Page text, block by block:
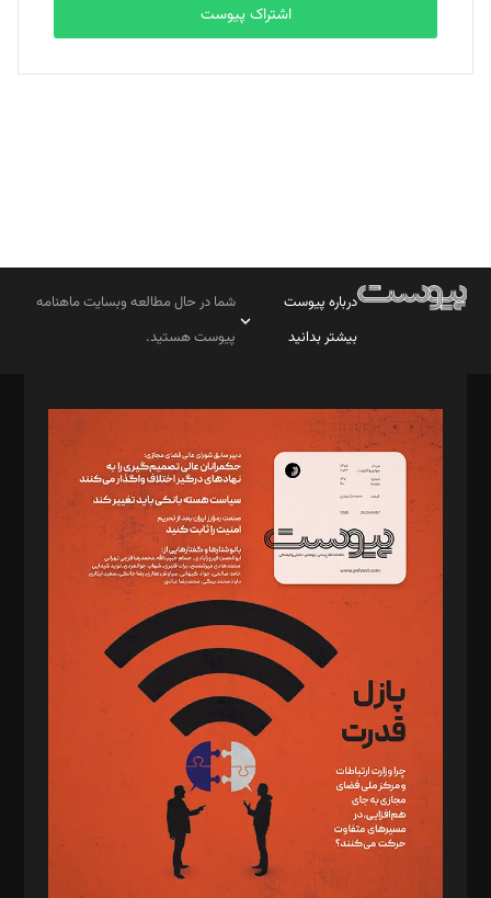
بابک نقاش
تحریریه
اشتراک پیوست
درباره پیوست
بیشتر بدانید
شما در حال مطالعه وبسایت ماهنامه
پیوست هستید.
مدیر مسئول: محمدباقر اثنی‌عشری
سردبیر: مهرک محمودی
دبیر تحریریه: میثم قاسمی
د‌بیر ناداستان: سمانه سمیع
د‌بیر خدمت و تجارت: ابوالفضل رجبی
د‌بیر حقوق فناوری: حسام‌الدین ایپکچی
د‌بیر پیوست جهان: مینا پاکدل
د‌بیر تحریریه آنلاین: بابک نقاش
تحریریه‌: مجتبی محمود‌ی، آرش برهمند، یسنا امان‌پور، سروش کرمیان،
مصطفی مسجدی آرانی، ابوالفضل رجبی، زهرا فکرانه، فائزه فتحی
رستمی،مصطفی باستان
ویرایش: نگار استاد‌‌آقا
طراح یونیفرم: مجید توکلی
فیلمبرداری و عکاسی: امیر شفیعی، مانی لطفی زاده
گرافیک و صفحه‌آرایی: سید‌سبحان‌علی ثابت
مد‌یر توسعه تجاری: کامبیز برید‌